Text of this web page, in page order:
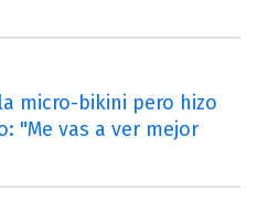
micro-bikini pero hizo
"Me vas a ver mejor